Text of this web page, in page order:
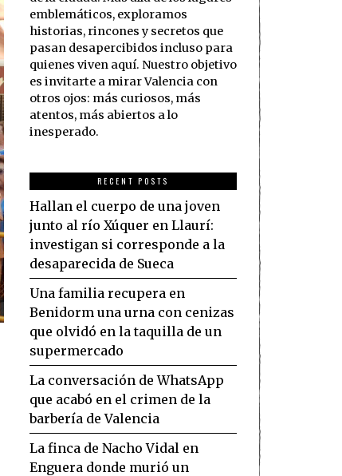
emblemáticos, exploramos
historias, rincones y secretos que
pasan desapercibidos incluso para
quienes viven aquí. Nuestro objetivo
es invitarte a mirar Valencia con
otros ojos: más curiosos, más
atentos, más abiertos a lo
inesperado.
RECENT POSTS
Hallan el cuerpo de una joven
junto al río Xúquer en Llaurí:
investigan si corresponde a la
desaparecida de Sueca
Una familia recupera en
Benidorm una urna con cenizas
que olvidó en la taquilla de un
supermercado
La conversación de WhatsApp
que acabó en el crimen de la
barbería de Valencia
La finca de Nacho Vidal en
Enguera donde murió un